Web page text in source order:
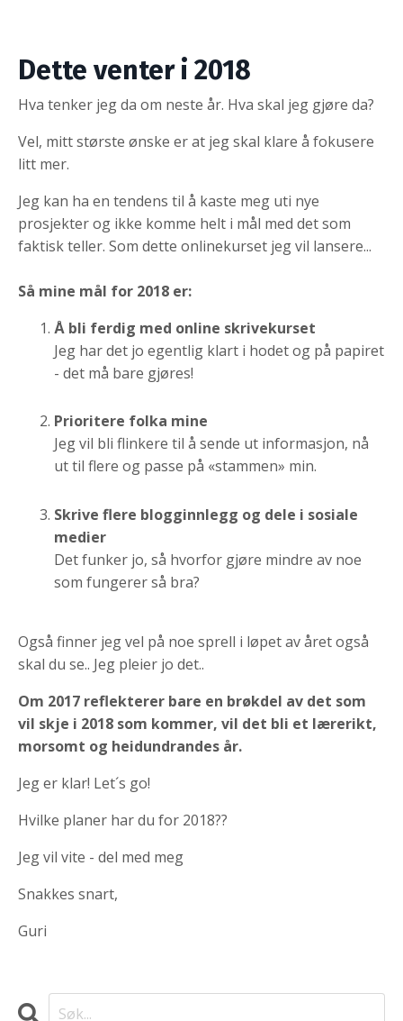
Dette venter i 2018
Hva tenker jeg da om neste år. Hva skal jeg gjøre da?
Vel, mitt største ønske er at jeg skal klare å fokusere
litt mer.
Jeg kan ha en tendens til å kaste meg uti nye
prosjekter og ikke komme helt i mål med det som
faktisk teller. Som dette onlinekurset jeg vil lansere...
Så mine mål for 2018 er:
Å bli ferdig med online skrivekurset
Jeg har det jo egentlig klart i hodet og på papiret
- det må bare gjøres!
Prioritere folka mine
Jeg vil bli flinkere til å sende ut informasjon, nå
ut til flere og passe på «stammen» min.
Skrive flere blogginnlegg og dele i sosiale
medier
Det funker jo, så hvorfor gjøre mindre av noe
som fungerer så bra?
Også finner jeg vel på noe sprell i løpet av året også
skal du se.. Jeg pleier jo det..
Om 2017 reflekterer bare en brøkdel av det som
vil skje i 2018 som kommer, vil det bli et lærerikt,
morsomt og heidundrandes år.
Jeg er klar! Let´s go!
Hvilke planer har du for 2018??
Jeg vil vite - del med meg
Snakkes snart,
Guri